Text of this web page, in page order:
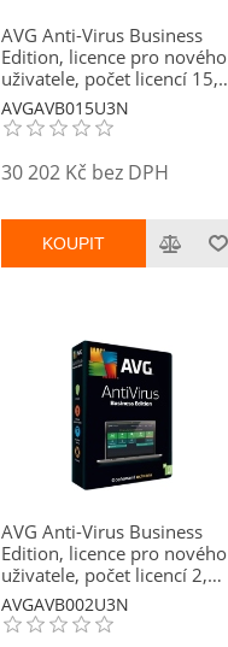
AVG Anti-Virus Business
Edition, licence pro nového
uživatele, počet licencí 15,
platnost 3 roky
AVGAVB015U3N
30 202 Kč bez DPH
KOUPIT
AVG Anti-Virus Business
Edition, licence pro nového
uživatele, počet licencí 2,
platnost 3 roky
AVGAVB002U3N